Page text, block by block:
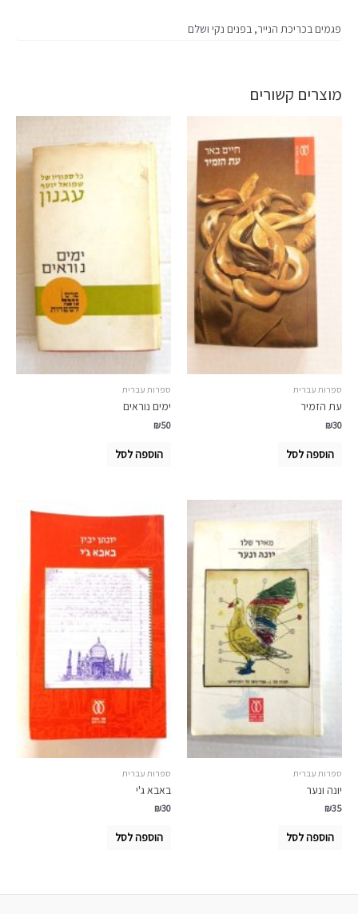
פגמים בכריכת הנייר, בפנים נקי ושלם
מוצרים קשורים
ספרות עברית
עת הזמיר
₪30
הוספה לסל
ספרות עברית
ימים נוראים
₪50
הוספה לסל
ספרות עברית
יונה ונער
₪35
הוספה לסל
ספרות עברית
באבא ג'י
₪30
הוספה לסל